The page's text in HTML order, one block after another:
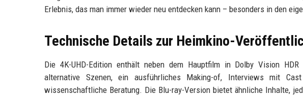
Erlebnis, das man immer wieder neu entdecken kann – besonders in den
Technische Details zur Heimkino-
Die 4K-UHD-Edition enthält neben dem Hauptfilm in Dolby Vision
alternative Szenen, ein ausführliches Making-of, Interviews mit
wissenschaftliche Beratung. Die Blu-ray-Version bietet ähnliche Inhalte,